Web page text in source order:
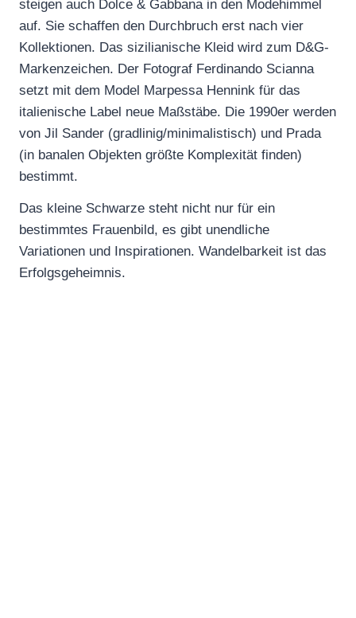
steigen auch Dolce & Gabbana in den Modehimmel
auf. Sie schaffen den Durchbruch erst nach vier
Kollektionen. Das sizilianische Kleid wird zum D&G-
Markenzeichen. Der Fotograf Ferdinando Scianna
setzt mit dem Model Marpessa Hennink für das
italienische Label neue Maßstäbe. Die 1990er werden
von Jil Sander (gradlinig/minimalistisch) und Prada
(in banalen Objekten größte Komplexität finden)
bestimmt.
Das kleine Schwarze steht nicht nur für ein
bestimmtes Frauenbild, es gibt unendliche
Variationen und Inspirationen. Wandelbarkeit ist das
Erfolgsgeheimnis.